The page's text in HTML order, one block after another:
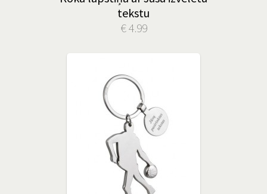
tekstu
€ 4.99